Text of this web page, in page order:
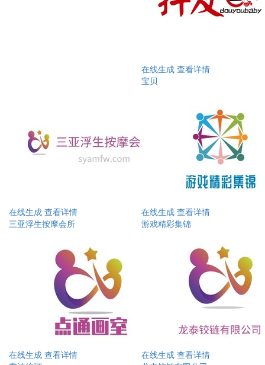
在线生成 查看详情
宝贝
在线生成 查看详情
三亚浮生按摩会所
在线生成 查看详情
游戏精彩集锦
在线生成 查看详情
在线生成 查看详情